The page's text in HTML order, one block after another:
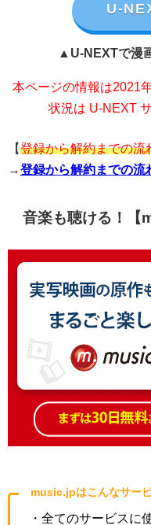
U-
▲U-NEXTで漫
本ページの情報は2021
状況は U-NEXT
【登録から解約までの流
→登録から解約までの流
音楽も聴ける！【
music.jpはこんなサービ
・全てのサービスに